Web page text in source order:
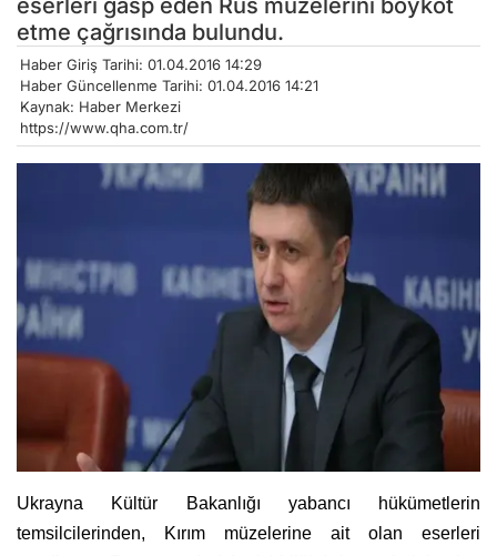
etme çağrısında bulundu.
Haber Giriş Tarihi: 01.04.2016 14:29
Haber Güncellenme Tarihi: 01.04.2016 14:21
Kaynak: Haber Merkezi
https://www.qha.com.tr/
Ukrayna Kültür Bakanlığı yabancı hükümetlerin
temsilcilerinden, Kırım müzelerine ait olan eserleri